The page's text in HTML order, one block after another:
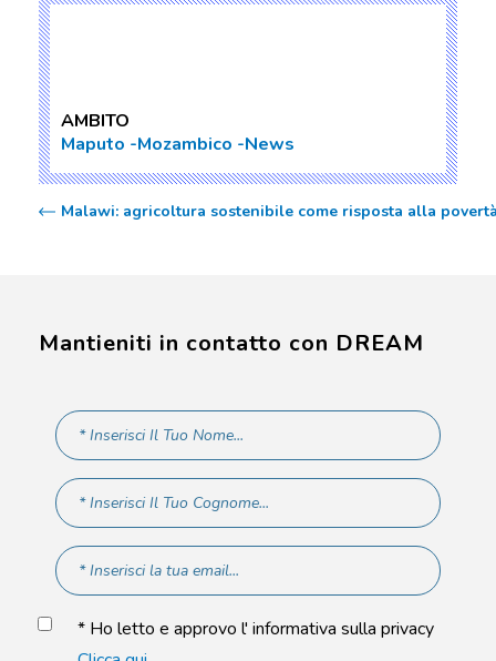
AMBITO
Maputo Mozambico News
Malawi: agricoltura sostenibile come risposta alla
Mantieniti in contatto con DREAM
* Ho letto e approvo l' informativa sulla privacy